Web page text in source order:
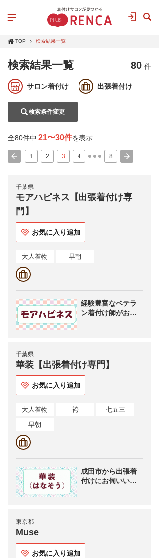
TOP 検索結果一覧
検索結果一覧 80 件
サロン着付け 出張着付け
検索条件変更
全80件中 21〜30件を表示
１ 2 3 4 8
千葉県
モアハピネス【出張着付け専
門】
お気に入り追加
大人着物 早朝
経験豊富なベテラ
ン着付け師がお伺
千葉県
華装【出張着付け専門】
お気に入り追加
大人着物 袴
七五三
早朝
成田市から出張着
付けにお伺いいた
東京都
Muse
お気に入り追加